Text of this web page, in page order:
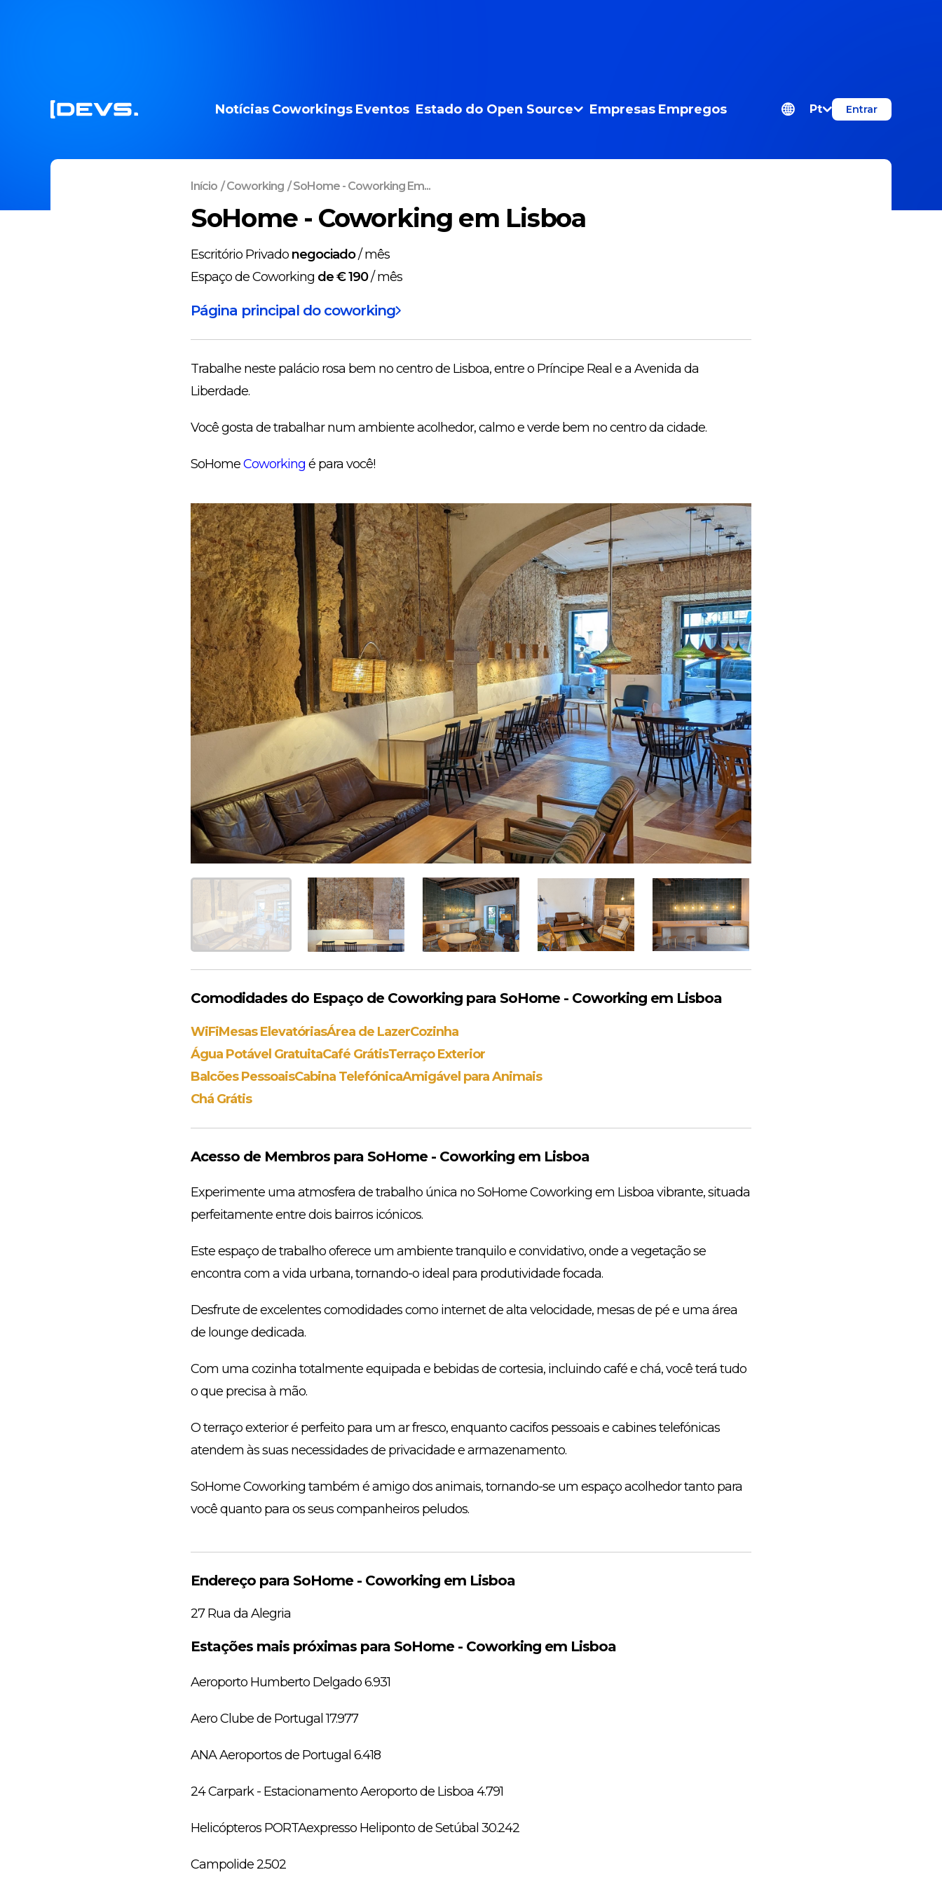
Notícias Coworkings Eventos Estado do Open Source Empresas Empregos Pt Entrar
Início /Coworking / SoHome - Coworking Em...
SoHome - Coworking em Lisboa
Escritório Privado negociado/mês
Espaço de Coworking de € 190/mês
Página principal do coworking
Trabalhe neste palácio rosa bem no centro de Lisboa, entre o Príncipe Real e a Avenida da
Liberdade.
Você gosta de trabalhar num ambiente acolhedor, calmo e verde bem no centro da cidade.
SoHomeCoworking é para você!
Comodidades do Espaço de Coworking para SoHome - Coworking em Lisboa
WiFiMesas ElevatóriasÁrea de LazerCozinha
Água Potável GratuitaCafé GrátisTerraço Exterior
Balcões PessoaisCabina TelefónicaAmigável para Animais
Chá Grátis
Acesso de Membros para SoHome - Coworking em Lisboa
Experimente uma atmosfera de trabalho única no SoHome Coworking em Lisboa vibrante, situada
perfeitamente entre dois bairros icónicos.
Este espaço de trabalho oferece um ambiente tranquilo e convidativo, onde a vegetação se
encontra com a vida urbana, tornando-o ideal para produtividade focada.
Desfrute de excelentes comodidades como internet de alta velocidade, mesas de pé e uma área
de lounge dedicada.
Com uma cozinha totalmente equipada e bebidas de cortesia, incluindo café e chá, você terá tudo
o que precisa à mão.
O terraço exterior é perfeito para um ar fresco, enquanto cacifos pessoais e cabines telefónicas
atendem às suas necessidades de privacidade e armazenamento.
SoHome Coworking também é amigo dos animais, tornando-se um espaço acolhedor tanto para
você quanto para os seus companheiros peludos.
Endereço para SoHome - Coworking em Lisboa
27 Rua da Alegria
Estações mais próximas para SoHome - Coworking em Lisboa
Aeroporto Humberto Delgado 6.931
Aero Clube de Portugal 17.977
ANA Aeroportos de Portugal 6.418
24 Carpark - Estacionamento Aeroporto de Lisboa 4.791
Helicópteros PORTAexpresso Heliponto de Setúbal 30.242
Campolide 2.502